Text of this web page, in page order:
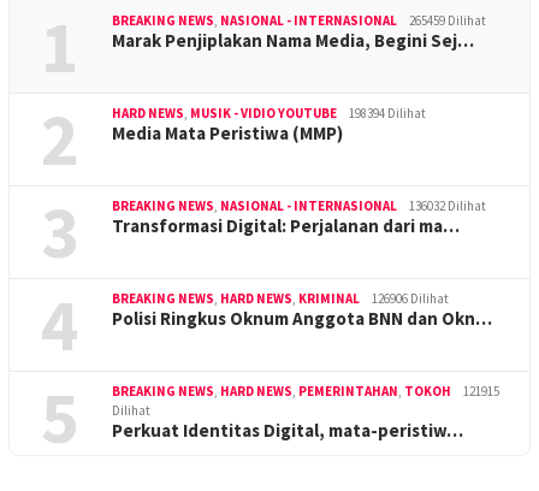
1 BREAKING NEWS, NASIONAL - INTERNASIONAL 265459 Dilihat
Marak Penjiplakan Nama Media, Begini Sej…
2 HARD NEWS, MUSIK - VIDIO YOUTUBE 198394 Dilihat
Media Mata Peristiwa (MMP)
3 BREAKING NEWS, NASIONAL - INTERNASIONAL 136032 Dilihat
Transformasi Digital: Perjalanan dari ma…
4 BREAKING NEWS, HARD NEWS, KRIMINAL 126906 Dilihat
Polisi Ringkus Oknum Anggota BNN dan Okn…
5 BREAKING NEWS, HARD NEWS, PEMERINTAHAN, TOKOH
121915
Dilihat
Perkuat Identitas Digital, mata-peristiw…